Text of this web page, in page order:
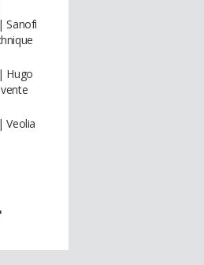
Sanofi
Hugo
Veolia